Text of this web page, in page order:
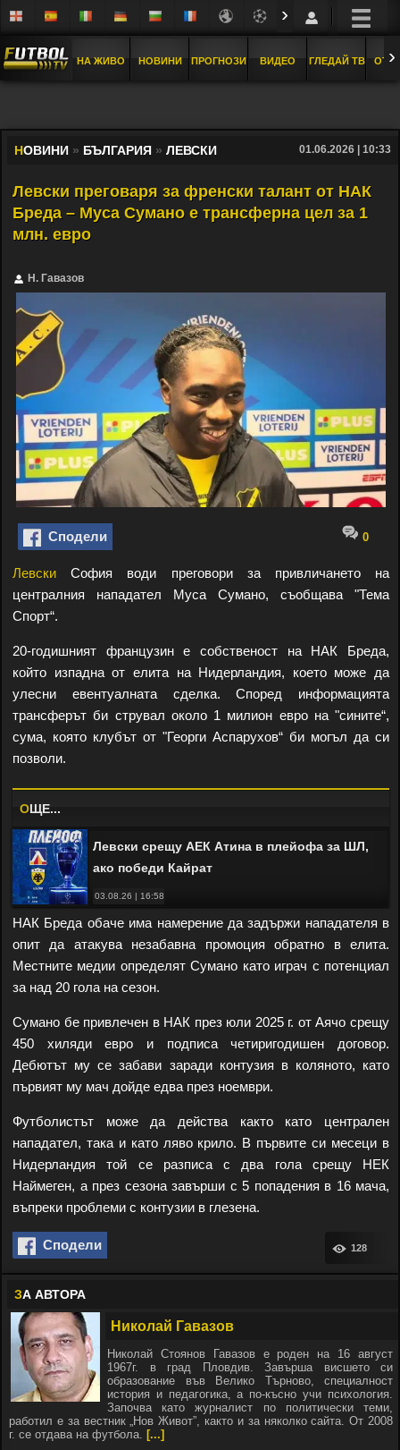
›
НА ЖИВО НОВИНИ ПРОГНОЗИ ВИДЕО ГЛЕДАЙ ТВ ›
НОВИНИ » БЪЛГАРИЯ » ЛЕВСКИ 01.06.2026 | 10:33
Левски преговаря за френски талант от НАК
Бреда – Муса Сумано е трансферна цел за 1
млн. евро
Н. Гавазов
Сподели 0
Левски София води преговори за привличането на
централния нападател Муса Сумано, съобщава "Тема
Спорт“.
20-годишният французин е собственост на НАК Бреда,
който изпадна от елита на Нидерландия, което може да
улесни евентуалната сделка. Според информацията
трансферът би струвал около 1 милион евро на "сините“,
сума, която клубът от "Георги Аспарухов“ би могъл да си
позволи.
OЩЕ...
03.08.26 | 16:58
Левски срещу АЕК Атина в плейофа за ШЛ,
ако победи Кайрат
НАК Бреда обаче има намерение да задържи нападателя в
опит да атакува незабавна промоция обратно в елита.
Местните медии определят Сумано като играч с потенциал
за над 20 гола на сезон.
Сумано бе привлечен в НАК през юли 2025 г. от Аячо срещу
450 хиляди евро и подписа четиригодишен договор.
Дебютът му се забави заради контузия в коляното, като
първият му мач дойде едва през ноември.
Футболистът може да действа както като централен
нападател, така и като ляво крило. В първите си месеци в
Нидерландия той се разписа с два гола срещу НЕК
Наймеген, а през сезона завърши с 5 попадения в 16 мача,
въпреки проблеми с контузии в глезена.
Сподели 128
ЗА АВТОРА
Николай Гавазов
Николай Стоянов Гавазов е роден на 16 август
1967г. в град Пловдив. Завърша висшето си
образование във Велико Търново, специалност
история и педагогика, а по-късно учи психология.
Започва като журналист по политически теми,
работил е за вестник „Нов Живот”, както и за няколко сайта. От 2008
г. се отдава на футбола. [...]